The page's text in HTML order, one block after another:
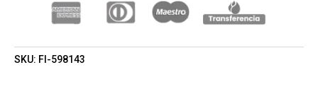
SKU: FI-598143